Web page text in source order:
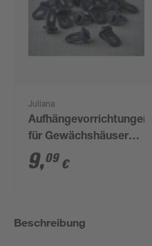
Juliana
Aufhängevorrichtungen
für Gewächshäuser
schwarz 20 Stück
9,09 €
Beschreibung